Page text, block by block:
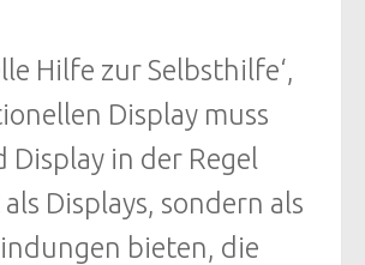
Hilfe zur Selbsthilfe‘,
Display muss
in der Regel
Displays, sondern als
bieten, die